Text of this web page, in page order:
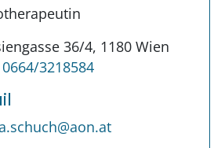
36/4, 1180 Wien
0664/3218584